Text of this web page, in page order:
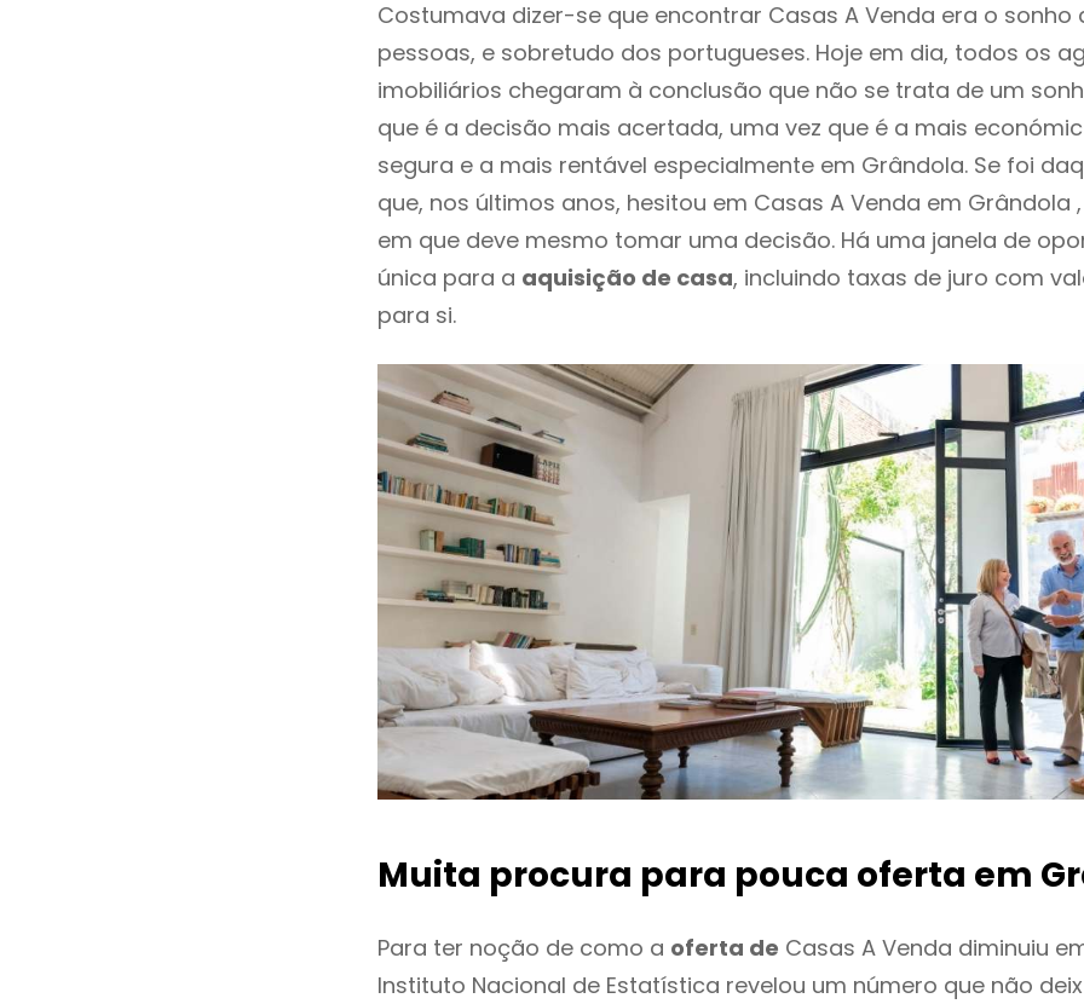
Costumava dizer-se que encontrar Casas A Venda era o sonho
pessoas, e sobretudo dos portugueses. Hoje em dia, todos os
imobiliários chegaram à conclusão que não se trata de um
que é a decisão mais acertada, uma vez que é a mais
segura e a mais rentável especialmente em Grândola. Se foi
que, nos últimos anos, hesitou em Casas A Venda em Grândola
em que deve mesmo tomar uma decisão. Há uma janela de
única para a aquisição de casa, incluindo taxas de juro com
para si.
Muita procura para pouca oferta em
Para ter noção de como a oferta de Casas A Venda diminuiu
Instituto Nacional de Estatística revelou um número que não